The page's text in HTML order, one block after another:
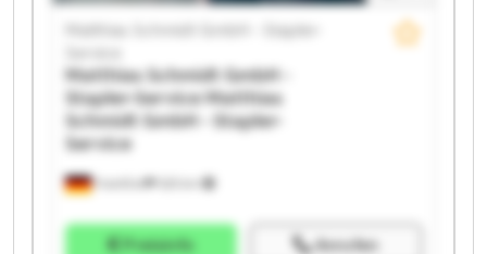
Frankfurt
Matthias Schmidt GmbH - Stapler-
Matthias Schmidt GmbH -
Stapler-ServiceMatthias
Schmidt GmbH - Stapler-
Service
Preisinfo Anrufen